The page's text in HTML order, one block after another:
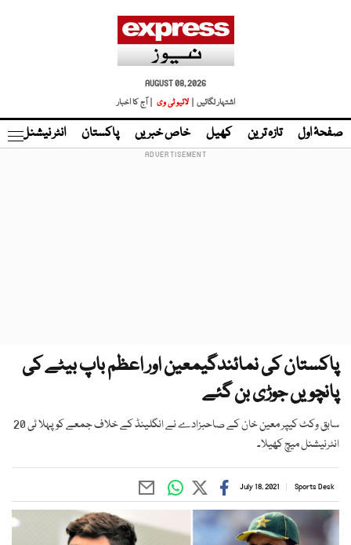
AUGUST 08, 2026
اشتہار لگائیں |
لائیو ٹی وی | آج کا اخبار
صفحۂ اول تازہ ترین کھیل خاص خبریں پاکستان انٹر نیشنل
پاکستان کی نمائندگیمعین اور اعظم باپ بیٹے کی
پانچویں جوڑی بن گئے
سابق وکٹ کیپر معین خان کے صاحبزادے نے انگلینڈ کے خلاف جمعے کو پہلا ٹی 20
انٹرنیشنل میچ کھیلا۔
Sports Desk
July 18, 2021